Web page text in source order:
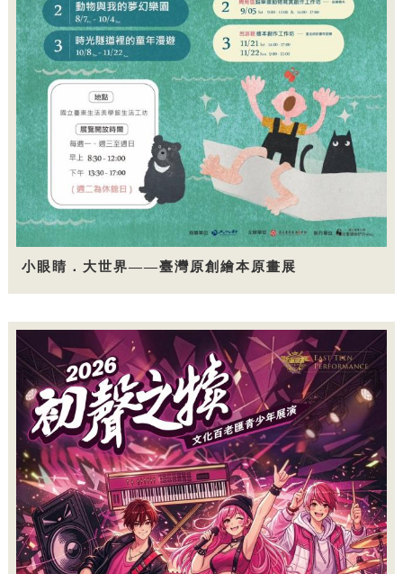
小眼睛．大世界——臺灣原創繪本原畫展